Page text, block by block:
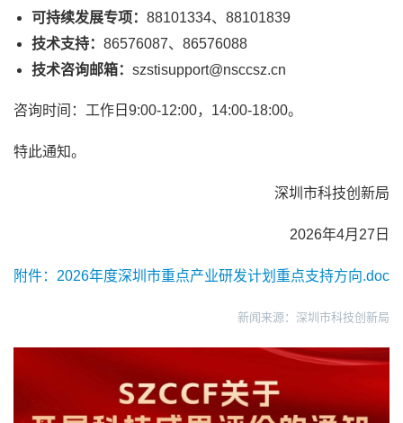
可持续发展专项： 88101334、88101839
技术支持： 86576087、86576088
技术咨询邮箱： szstisupport@nsccsz.cn
咨询时间：工作日9:00-12:00，14:00-18:00。
特此通知。
深圳市科技创新局
2026年4月27日
附件：2026年度深圳市重点产业研发计划重点支持方向.doc
新闻来源：深圳市科技创新局